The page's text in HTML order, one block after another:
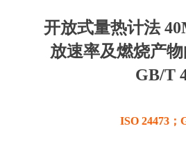
开放式量热计法
放速率及燃烧产
GB/T
ISO 24473；